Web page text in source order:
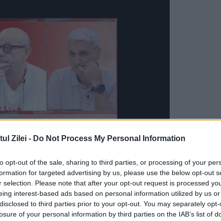
Zilei - Do Not Process My Personal Information
opt-out of the sale, sharing to third parties, or processing of your
for targeted advertising by us, please use the below opt-out
selection. Please note that after your opt-out request is processed
interest-based ads based on personal information utilized by us
to third parties prior to your opt-out. You may separately
of your personal information by third parties on the IAB’s list of
Italiei au murit 292 de persoane, dintre
dispăruţi, şi, din fericire, a fost indetificat şi
nimic.